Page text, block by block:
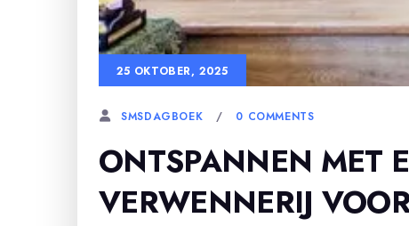
25 OKTOBER, 2025
SMSDAGBOEK 0 COMMENTS
ONTSPANNEN MET
VERWENNERIJ